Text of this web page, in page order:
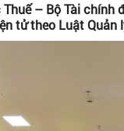
– Bộ Tài
tử theo Luật